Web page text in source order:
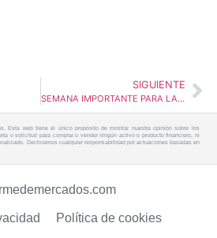
SIGUIENTE
SEMANA IMPORTANTE PARA LAS BOLSAS: VIGILEMOS LOS 4.120 Y LOS 3.900 PUNTOS DEL SP500
Esta web tiene el único propósito de mostrar nuestra opinión sobre los
o solicitud para comprar o vender ningún activo o producto financiero, ni
Declinamos cualquier responsabilidad por actuaciones basadas en
Política de cookies